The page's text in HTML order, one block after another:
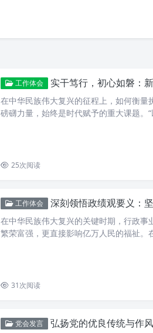
工作体会 实干笃行，初心如磐：
在中华民族伟大复兴的征程上，如何衡
磅礴力量，始终是时代赋予的重大课题。
25次阅读
工作体会 深刻领悟政绩观要义：
在中华民族伟大复兴的关键时期，行政
繁荣富强，更直接影响亿万人民的福祉。
31次阅读
党会发言 弘扬党的优良传统与作